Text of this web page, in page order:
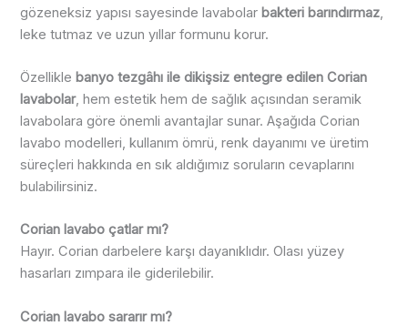
gözeneksiz yapısı sayesinde lavabolar bakteri barındırmaz,
leke tutmaz ve uzun yıllar formunu korur.
Özellikle banyo tezgâhı ile dikişsiz entegre edilen Corian
lavabolar, hem estetik hem de sağlık açısından seramik
lavabolara göre önemli avantajlar sunar. Aşağıda Corian
lavabo modelleri, kullanım ömrü, renk dayanımı ve üretim
süreçleri hakkında en sık aldığımız soruların cevaplarını
bulabilirsiniz.
Corian lavabo çatlar mı?
Hayır. Corian darbelere karşı dayanıklıdır. Olası yüzey
hasarları zımpara ile giderilebilir.
Corian lavabo sararır mı?